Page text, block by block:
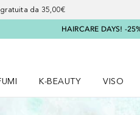
da 35,00€
HAIRCARE DAYS! -
K-BEAUTY
VISO